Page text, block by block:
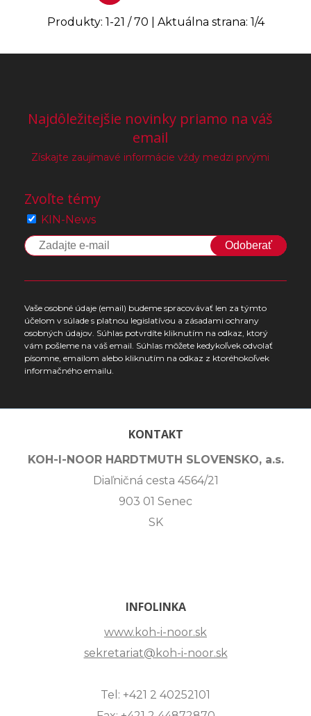
Produkty: 1-21 /70 | Aktuálna strana: 1/4
Najdôležitejšie novinky priamo na váš
email
Získajte zaujímavé informácie vždy medzi prvými
Zvoľte témy
KIN-News
Odoberať
Vaše osobné údaje (email) budeme spracovávať len za týmto
účelom v súlade s platnou legislatívou a zásadami ochrany
osobných údajov. Súhlas potvrdíte kliknutím na odkaz, ktorý
vám pošleme na váš email. Súhlas môžete kedykoľvek odvolať
písomne, emailom alebo kliknutím na odkaz z ktoréhokoľvek
informačného emailu.
KONTAKT
KOH-I-NOOR HARDTMUTH SLOVENSKO, a.s.
Diaľničná cesta 4564/21
903 01 Senec
SK
INFOLINKA
www.koh-i-noor.sk
sekretariat@koh-i-noor.sk
Tel: +421 2 40252101